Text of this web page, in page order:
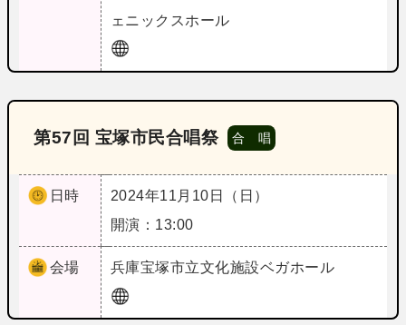
ェニックスホール
第57回 宝塚市民合唱祭 合 唱
日時
2024年11月10日（日）
開演：13:00
会場 兵庫宝塚市立文化施設ベガホール